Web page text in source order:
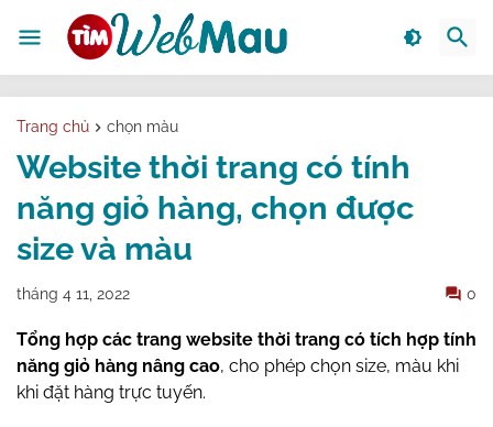
Trang chủ chọn màu
Website thời trang có tính
năng giỏ hàng, chọn được
size và màu
tháng 4 11, 2022 0
Tổng hợp các trang website thời trang có tích hợp tính
năng giỏ hàng nâng cao, cho phép chọn size, màu khi
khi đặt hàng trực tuyến.